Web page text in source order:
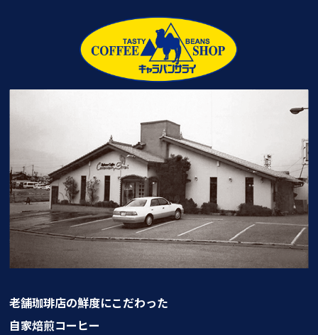
老舗珈琲店の鮮度にこだわった
自家焙煎コーヒー